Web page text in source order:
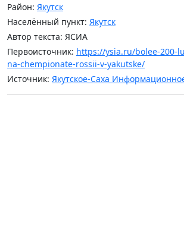
Район: Якутск
Населённый пункт: Якутск
Автор текста: ЯСИА
Первоисточник: https://ysia.ru/bolee-200-
na-chempionate-rossii-v-yakutske/
Источник: Якутское-Саха